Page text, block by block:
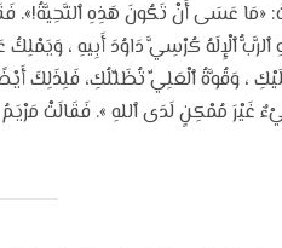
عَسَى أَنْ تَكُونَ هَذِهِ ٱلتَّحِيَّةُ!».
ٱلْإِلَهُ كُرْسِيَّ دَاوُدَ أَبِيهِ ،
، وَقُوَّةُ ٱلْعَلِيِّ تُظَلِّلُكِ،
غَيْرَ مُمْكِنٍ لَدَى ٱللهِ ». فَقَالَتْ